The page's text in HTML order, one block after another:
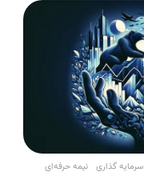
سرمایه گذاری نیمه حرفه‌ای